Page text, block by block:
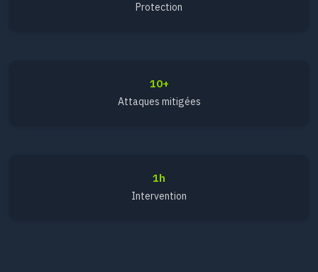
Protection
10+
Attaques mitigées
1h
Intervention